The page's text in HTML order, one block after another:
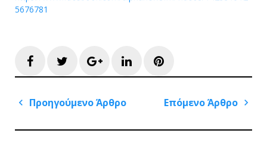
5676781
FacebookTwitterGoogle+LinkedInPinterest
Πλοήγηση
Προηγούμενο Άρθρο
Επόμενο Άρθρο